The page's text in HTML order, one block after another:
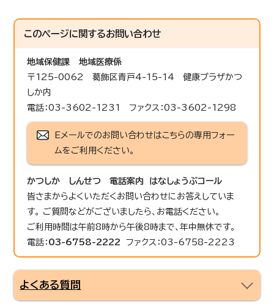
このページに関するお問い合わせ
地域保健課
地域医療係
〒125-0062 葛飾区青戸4-15-14 健康プラザかつ
しか内
電話：03-3602-1231 ファクス：03-3602-1298
Eメールでのお問い合わせはこちらの専用フォー
ムをご利用ください。
かつしか しんせつ 電話案内 はなしょうぶコール
皆さまからよくいただくお問い合わせにお答えしていま
す。 ご質問などがございましたら、お電話ください。
ご利用時間は午前8時から午後8時まで、年中無休です。
電話： 03-6758-2222 ファクス：03-6758-2223
よくある質問